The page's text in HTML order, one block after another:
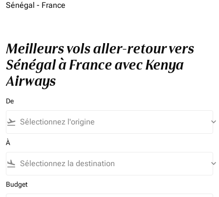
Sénégal - France
Meilleurs vols aller-retour vers
Sénégal à France avec Kenya
Airways
De
flight_takeoff keyboard_arrow_down
À
flight_land keyboard_arrow_down
Budget